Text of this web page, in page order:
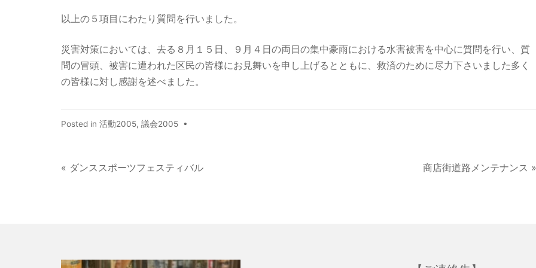
以上の５項目にわたり質問を行いました。
災害対策においては、去る８月１５日、９月４日の両日の集中豪雨における水害被害を中心に質問を行い、質
問の冒頭、被害に遭われた区民の皆様にお見舞いを申し上げるとともに、救済のために尽力下さいました多く
の皆様に対し感謝を述べました。
Posted in 活動2005, 議会2005 •
商店街道路メンテナンス »
« ダンススポーツフェスティバル